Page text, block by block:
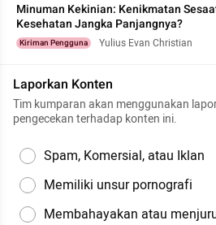
Minuman Kekinian: Kenikmatan
Kesehatan Jangka Panjangnya?
Kiriman Pengguna Yulius Evan Christian
Laporkan Konten
Tim kumparan akan menggunakan
pengecekan terhadap konten ini.
Spam, Komersial, atau Iklan
Memiliki unsur pornografi
Membahayakan atau